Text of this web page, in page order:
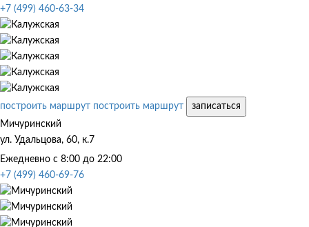
+7 (499) 460-63-34
построить маршрут построить маршрут
записаться
Мичуринский
ул. Удальцова, 60, к.7
Ежедневно с 8:00 до 22:00
+7 (499) 460-69-76